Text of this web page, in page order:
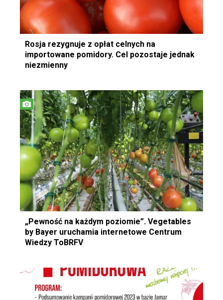
Rosja rezygnuje z opłat celnych na
importowane pomidory. Cel pozostaje jednak
niezmienny
„Pewność na każdym poziomie”. Vegetables
by Bayer uruchamia internetowe Centrum
Wiedzy ToBRFV